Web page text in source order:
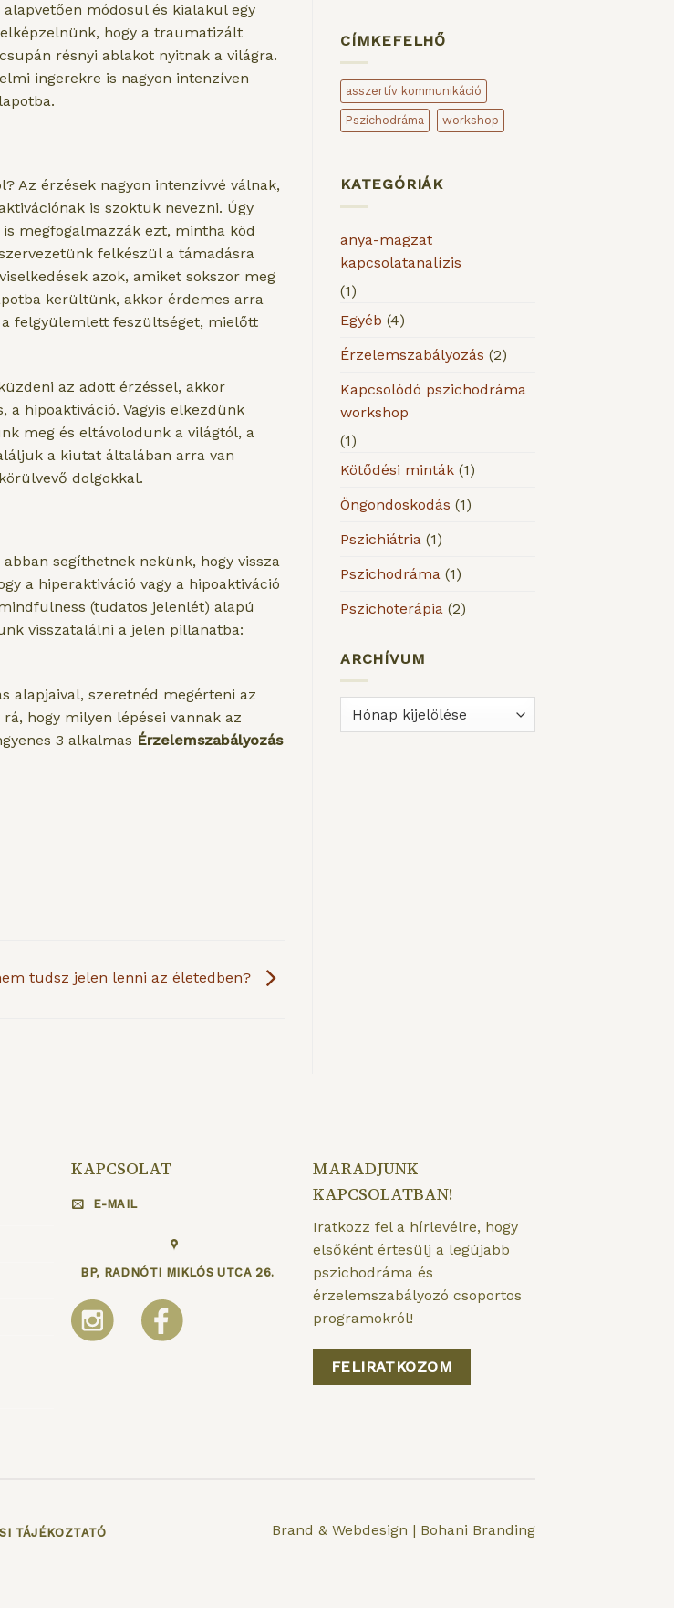
módosul és kialakul egy
hogy a traumatizált
résnyi ablakot nyitnak a világra.
ingerekre is nagyon intenzíven
Az érzések nagyon intenzívvé válnak,
is szoktuk nevezni. Úgy
megfogalmazzák ezt, mintha köd
felkészül a támadásra
azok, amiket sokszor meg
kerültünk, akkor érdemes arra
felgyülemlett feszültséget, mielőtt
az adott érzéssel, akkor
a hipoaktiváció. Vagyis elkezdünk
meg és eltávolodunk a világtól, a
a kiutat általában arra van
dolgokkal.
segíthetnek nekünk, hogy vissza
a hiperaktiváció vagy a hipoaktiváció
(tudatos jelenlét) alapú
visszatalálni a jelen pillanatba:
alapjaival, szeretnéd megérteni az
hogy milyen lépései vannak az
3 alkalmas Érzelemszabályozás
tudsz jelen lenni az életedben?
ha
hogy
mi
zajlik
benned?
CÍMKEFELHŐ
asszertív kommunikáció
Pszichodráma workshop
KATEGÓRIÁK
anya-magzat
kapcsolatanalízis
(1)
Egyéb (4)
Érzelemszabályozás (2)
Kapcsolódó pszichodráma
workshop
(1)
Kötődési minták (1)
Öngondoskodás (1)
Pszichiátria (1)
Pszichodráma (1)
Pszichoterápia (2)
ARCHÍVUM
ARCHÍVUM
KAPCSOLAT
E-MAIL
BP, RADNÓTI MIKLÓS UTCA 26.
MARADJUNK
KAPCSOLATBAN!
Iratkozz fel a hírlevélre, hogy
elsőként értesülj a legújabb
pszichodráma és
érzelemszabályozó csoportos
programokról!
FELIRATKOZOM
TÁJÉKOZTATÓ Brand & Webdesign | Bohani Branding